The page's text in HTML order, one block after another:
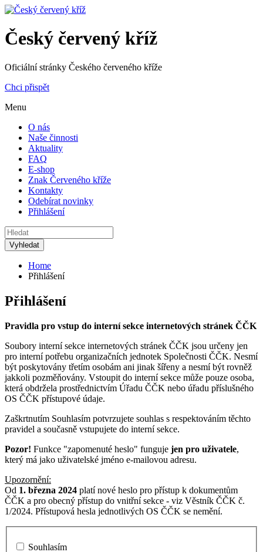
Český červený kříž
Oficiální stránky Českého červeného kříže
Chci přispět
Menu
O nás
Naše činnosti
Aktuality
FAQ
E-shop
Znak Červeného kříže
Kontakty
Odebírat novinky
Přihlášení
Home
Přihlášení
Přihlášení
Pravidla pro vstup do interní sekce internetových stránek ČČK
Soubory interní sekce internetových stránek ČČK jsou určeny jen
pro interní potřebu organizačních jednotek Společnosti ČČK. Nesmí
být poskytovány třetím osobám ani jinak šířeny a nesmí být rovněž
jakkoli pozměňovány. Vstoupit do interní sekce může pouze osoba,
která obdržela prostřednictvím Úřadu ČČK nebo úřadu příslušného
OS ČČK přístupové údaje.
Zaškrtnutím Souhlasím potvrzujete souhlas s respektováním těchto
pravidel a současně vstupujete do interní sekce.
Pozor! Funkce "zapomenuté heslo" funguje jen pro uživatele,
který má jako uživatelské jméno e-mailovou adresu.
Upozornění:
Od 1. března 2024 platí nové heslo pro přístup k dokumentům
ČČK a pro obecný přístup do vnitřní sekce - viz Věstník ČČK č.
1/2024. Přístupová hesla jednotlivých OS ČČK se nemění.
Souhlasím